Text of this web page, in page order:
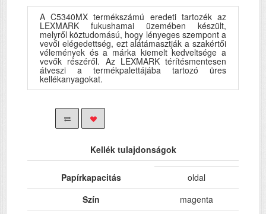
A C5340MX termékszámú eredeti tartozék az
LEXMARK fukushamai üzemében készült,
melyről köztudomású, hogy lényeges szempont a
vevői elégedettség, ezt alátámasztják a szakértői
vélemények és a márka kiemelt kedveltsége a
vevők részéről. Az LEXMARK térítésmentesen
átveszi a termékpalettájába tartozó üres
kellékanyagokat.
Kellék tulajdonságok
Papírkapacitás
oldal
Szín
magenta